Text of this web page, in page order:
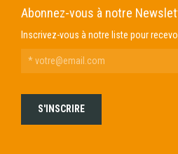
Abonnez-vous à notre
Inscrivez-vous à notre liste pour